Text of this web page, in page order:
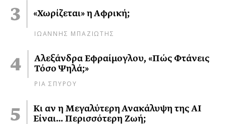
«Χωρίζεται» η Αφρική;
ΙΩΑΝΝΗΣ ΜΠΑΖΙΩΤΗΣ
Αλεξάνδρα Εφραίμογλου, «Πώς Φτάνεις
Τόσο Ψηλά;»
ΡΙΑ ΣΠΥΡΟΥ
Κι αν η Μεγαλύτερη Ανακάλυψη της AI
Είναι… Περισσότερη Ζωή;